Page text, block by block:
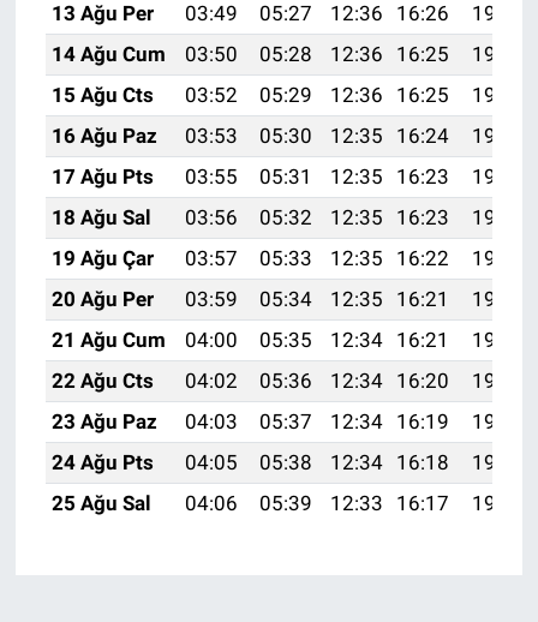
13 Ağu Per
03:49 05:27 12:36 16:26
19:35
14 Ağu Cum
03:50 05:28 12:36 16:25
19:34
15 Ağu Cts
03:52 05:29 12:36 16:25
19:33
16 Ağu Paz
03:53 05:30 12:35 16:24
19:31
17 Ağu Pts
03:55 05:31 12:35 16:23
19:30
18 Ağu Sal
03:56 05:32 12:35 16:23
19:28
19 Ağu Çar
03:57 05:33 12:35 16:22
19:27
20 Ağu Per
03:59 05:34 12:35 16:21
19:25
21 Ağu Cum
04:00 05:35 12:34 16:21
19:24
22 Ağu Cts
04:02 05:36 12:34 16:20
19:23
23 Ağu Paz
04:03 05:37 12:34 16:19
19:21
24 Ağu Pts
04:05 05:38 12:34 16:18
19:19
25 Ağu Sal
04:06 05:39 12:33 16:17 19:18